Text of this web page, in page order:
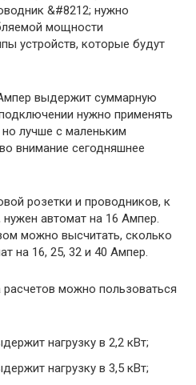
&#8212; нужно
мощности
устройств, которые будут
выдержит суммарную
нужно применять
лучше с маленьким
внимание сегодняшнее
розетки и проводников, к
автомат на 16 Ампер.
можно высчитать, сколько
на 16, 25, 32 и 40 Ампер.
можно пользоваться
нагрузку в 2,2 кВт;
нагрузку в 3,5 кВт;